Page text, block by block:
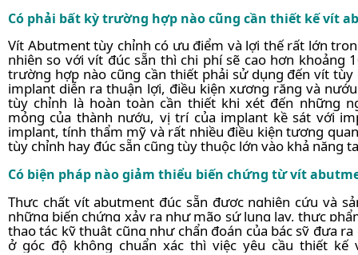
Có phải bất kỳ trường hợp nào cũng cần thiết kế vít
Vít Abutment tùy chỉnh có ưu điểm và lợi thế rất lớn
nhiên so với vít đúc sẵn thì chi phí sẽ cao hơn khoảng
trường hợp nào cũng cần thiết phải sử dụng đến vít
implant diễn ra thuận lợi, điều kiện xương răng và
tùy chỉnh là hoàn toàn cần thiết khi xét đến những
mỏng của thành nướu, vị trí của implant kề sát với
implant, tính thẩm mỹ và rất nhiều điều kiện tương
tùy chỉnh hay đúc sẵn cũng tùy thuộc lớn vào khả năng
Có biện pháp nào giảm thiểu biến chứng từ vít
Thực chất vít abutment đúc sẵn được nghiên cứu và
những biến chứng xảy ra như mão sứ lung lay, thực
thao tác kỹ thuật cũng như chẩn đoán của bác sỹ đưa
ở góc độ không chuẩn xác thì việc yêu cầu thiết